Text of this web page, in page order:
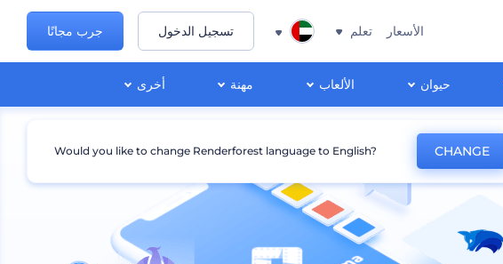
حيوان الألعاب مهنة أخرى
الأسعار تعلم تسجيل الدخول جرب مجانًا
Would you like to change Renderforest language to English? CHANGE